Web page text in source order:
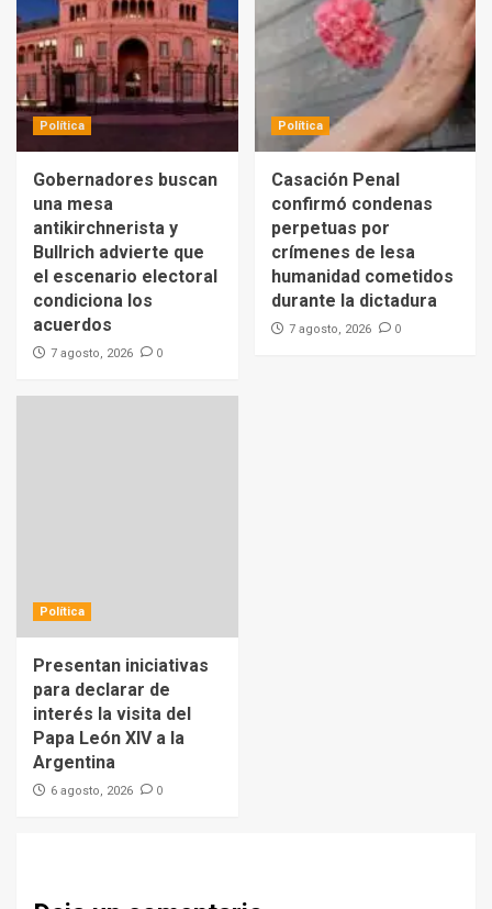
Política
Gobernadores buscan
una mesa
antikirchnerista y
Bullrich advierte que
el escenario electoral
condiciona los
acuerdos
7 agosto, 2026 0
Política
Casación Penal
confirmó condenas
perpetuas por
crímenes de lesa
humanidad cometidos
durante la dictadura
7 agosto, 2026 0
Política
Presentan iniciativas
para declarar de
interés la visita del
Papa León XIV a la
Argentina
6 agosto, 2026 0